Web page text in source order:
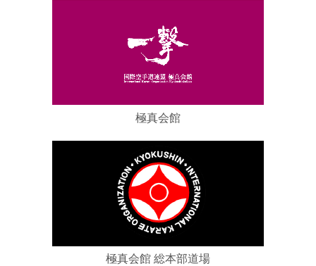
極真会館
極真会館 総本部道場